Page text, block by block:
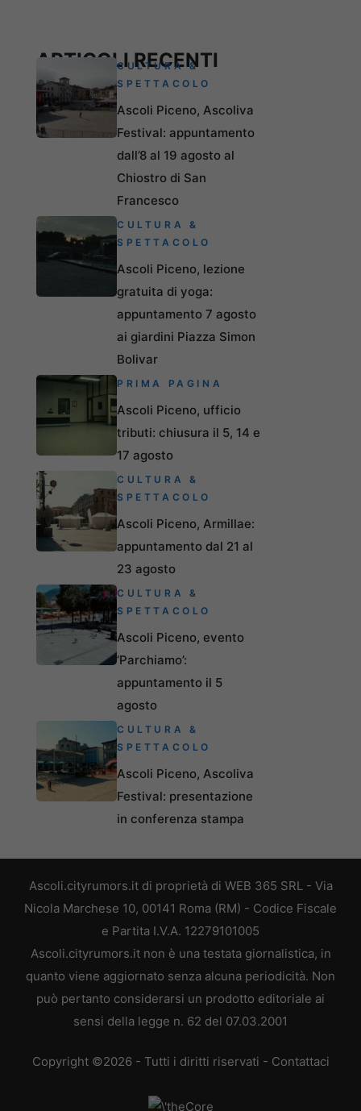
ARTICOLI RECENTI
CULTURA &
SPETTACOLO
Ascoli Piceno, Ascoliva
Festival: appuntamento
dall’8 al 19 agosto al
Chiostro di San
Francesco
CULTURA &
SPETTACOLO
Ascoli Piceno, lezione
gratuita di yoga:
appuntamento 7 agosto
ai giardini Piazza Simon
Bolivar
PRIMA PAGINA
Ascoli Piceno, ufficio
tributi: chiusura il 5, 14 e
17 agosto
CULTURA &
SPETTACOLO
Ascoli Piceno, Armillae:
appuntamento dal 21 al
23 agosto
CULTURA &
SPETTACOLO
Ascoli Piceno, evento
‘Parchiamo’:
appuntamento il 5
agosto
CULTURA &
SPETTACOLO
Ascoli Piceno, Ascoliva
Festival: presentazione
in conferenza stampa
Ascoli.cityrumors.it di proprietà di WEB 365 SRL - Via
Nicola Marchese 10, 00141 Roma (RM) - Codice Fiscale
e Partita I.V.A. 12279101005
Ascoli.cityrumors.it non è una testata giornalistica, in
quanto viene aggiornato senza alcuna periodicità. Non
può pertanto considerarsi un prodotto editoriale ai
sensi della legge n. 62 del 07.03.2001
Copyright ©2026 - Tutti i diritti riservati - Contattaci